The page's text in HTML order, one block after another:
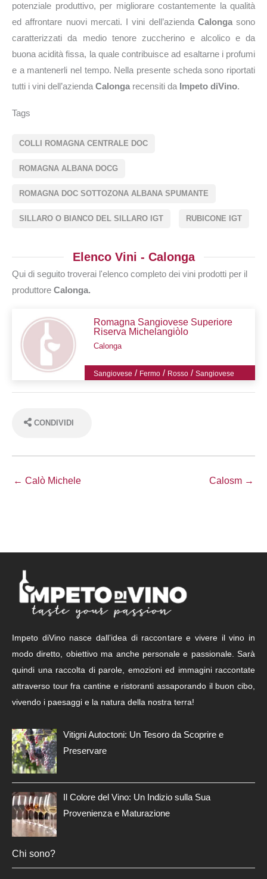
potenziale produttivo, per migliorare costantemente la qualità
ed affrontare nuovi mercati. I vini dell’azienda Calongasono
caratterizzati da medio tenore zuccherino e alcolico e da
buona acidità fissa, la quale contribuisce ad esaltarne i profumi
e a mantenerli nel tempo. Nella presente scheda sono riportati
tutti i vini dell’azienda Calonga recensiti da Impeto diVino.
Tags
COLLI ROMAGNA CENTRALE DOC
ROMAGNA ALBANA DOCG
ROMAGNA DOC SOTTOZONA ALBANA SPUMANTE
SILLARO O BIANCO DEL SILLARO IGT RUBICONE IGT
Elenco Vini - Calonga
Qui di seguito troverai l'elenco completo dei vini prodotti per il
produttore Calonga.
Romagna Sangiovese Superiore
Riserva Michelangiòlo
Calonga
Sangiovese / Fermo / Rosso /Sangiovese
CONDIVIDI
← Calò Michele Calosm →
Impeto diVino nasce dall’idea di raccontare e vivere il vino in
modo diretto, obiettivo ma anche personale e passionale. Sarà
quindi una raccolta di parole, emozioni ed immagini raccontate
attraverso tour fra cantine e ristoranti assaporando il buon cibo,
vivendo i paesaggi e la natura della nostra terra!
Vitigni Autoctoni: Un Tesoro da Scoprire e
Preservare
Il Colore del Vino: Un Indizio sulla Sua
Provenienza e Maturazione
Chi sono?